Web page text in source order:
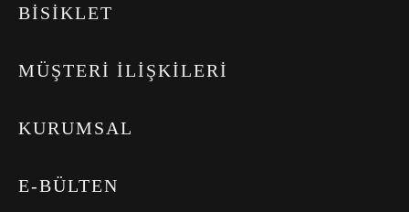
BİSİKLET
MÜŞTERİ İLİŞKİLERİ
KURUMSAL
E-BÜLTEN